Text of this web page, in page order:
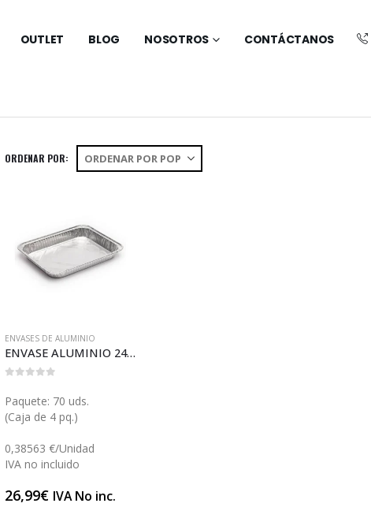
OUTLET BLOG NOSOTROS CONTÁCTANOS
ORDENAR POR:
ENVASES DE ALUMINIO
ENVASE ALUMINIO 24C (A050)
Paquete: 70 uds.
(Caja de 4 pq.)
0,38563 €/Unidad
IVA no incluido
26,99€ IVA No inc.